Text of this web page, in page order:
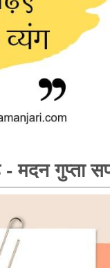
- मदन गुप्ता